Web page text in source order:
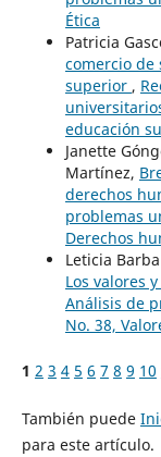
Ética
Patricia
comercio de
superior ,
educación
Janette
Martínez,
derechos
problemas
Derechos
Leticia
Los valores
Análisis de
No. 38,
1 2 3 4 5 6 7 8 9 10
También puede
para este artículo.